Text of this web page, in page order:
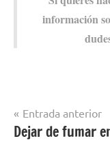
información
Dejar de
Navegación
de
Entrada anterior
Dejar de fumar